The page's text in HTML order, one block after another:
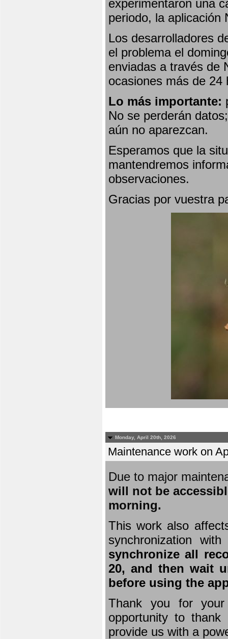
experimentaron una
periodo, la aplicación
Los desarrolladores
el problema el
enviadas a través de
ocasiones más de 24
Lo más importante:
No se perderán
aún no aparezcan.
Esperamos que la
mantendremos
observaciones.
Gracias por vuestra
Monday, April 20th, 2026
Maintenance work on
Due to major
will not be
morning.
This work also
synchronization
synchronize all
20, and then wait
before using the
Thank you for
opportunity to
provide us with a